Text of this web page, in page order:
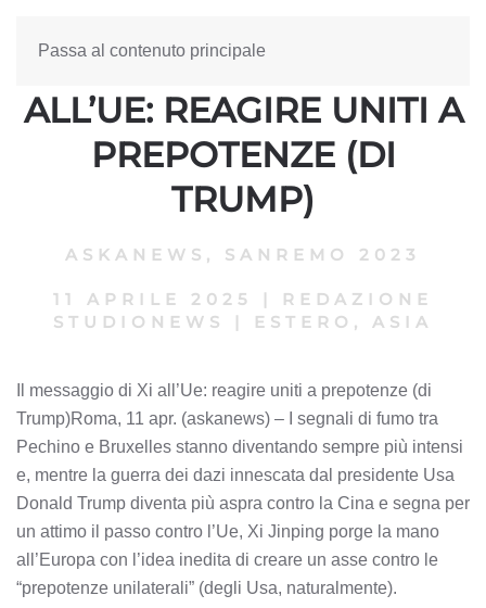
Passa al contenuto principale
IL MESSAGGIO DI XI
ALL’UE: REAGIRE UNITI A
PREPOTENZE (DI
TRUMP)
ASKANEWS , SANREMO 2023
11 APRILE 2025 |
REDAZIONE
STUDIONEWS
| ESTERO, ASIA
Il messaggio di Xi all’Ue: reagire uniti a prepotenze (di
Trump)Roma, 11 apr. (askanews) – I segnali di fumo tra
Pechino e Bruxelles stanno diventando sempre più intensi
e, mentre la guerra dei dazi innescata dal presidente Usa
Donald Trump diventa più aspra contro la Cina e segna per
un attimo il passo contro l’Ue, Xi Jinping porge la mano
all’Europa con l’idea inedita di creare un asse contro le
“prepotenze unilaterali” (degli Usa, naturalmente).